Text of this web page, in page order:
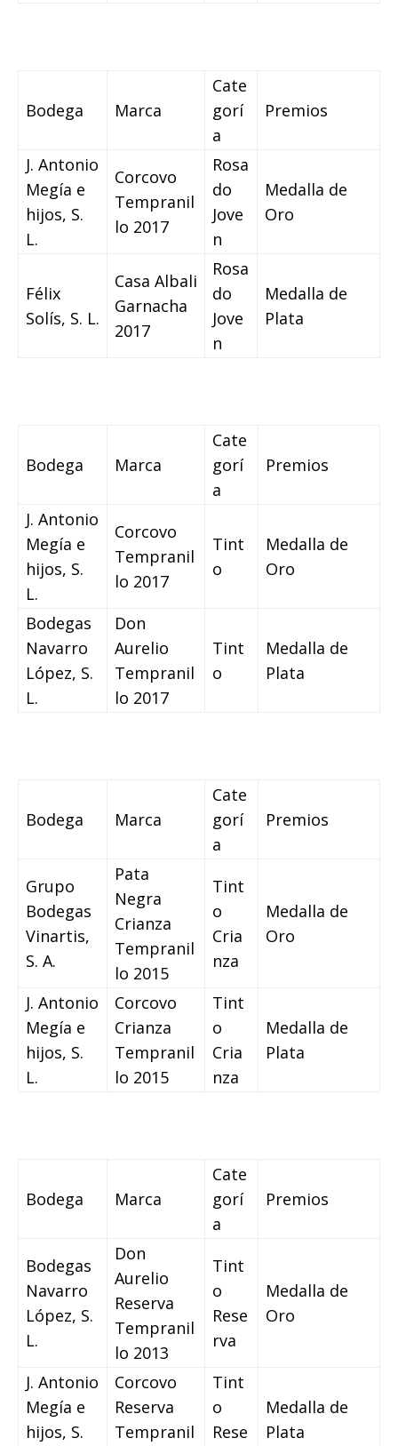
Bodega Marca
Cate
gorí
a
Premios
J. Antonio
Megía e
hijos, S.
L.
Corcovo
Tempranil
lo 2017
Rosa
do
Jove
n
Medalla de
Oro
Félix
Solís, S. L.
Casa Albali
Garnacha
2017
Rosa
do
Jove
n
Medalla de
Plata
Bodega Marca
Cate
gorí
a
Premios
J. Antonio
Megía e
hijos, S.
L.
Corcovo
Tempranil
lo 2017
Tint
o
Medalla de
Oro
Bodegas
Navarro
López, S.
L.
Don
Aurelio
Tempranil
lo 2017
Tint
o
Medalla de
Plata
Bodega Marca
Cate
gorí
a
Premios
Grupo
Bodegas
Vinartis,
S. A.
Pata
Negra
Crianza
Tempranil
lo 2015
Tint
o
Cria
nza
Medalla de
Oro
J. Antonio
Megía e
hijos, S.
L.
Corcovo
Crianza
Tempranil
lo 2015
Tint
o
Cria
nza
Medalla de
Plata
Bodega Marca
Cate
gorí
a
Premios
Bodegas
Navarro
López, S.
L.
Don
Aurelio
Reserva
Tempranil
lo 2013
Tint
o
Rese
rva
Medalla de
Oro
J. Antonio
Megía e
hijos, S.
Corcovo
Reserva
Tempranil
Tint
o
Rese
Medalla de
Plata